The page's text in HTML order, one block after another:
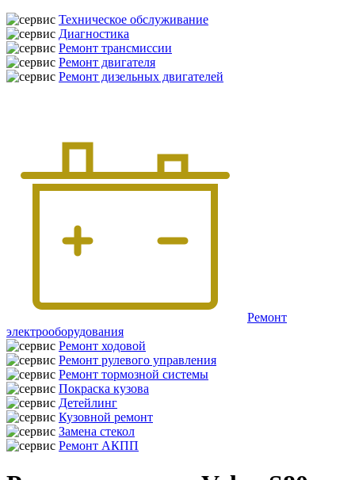
Техническое обслуживание
Диагностика
Ремонт трансмиссии
Ремонт двигателя
Ремонт дизельных двигателей
Ремонт
электрооборудования
Ремонт ходовой
Ремонт рулевого управления
Ремонт тормозной системы
Покраска кузова
Детейлинг
Кузовной ремонт
Замена стекол
Ремонт АКПП